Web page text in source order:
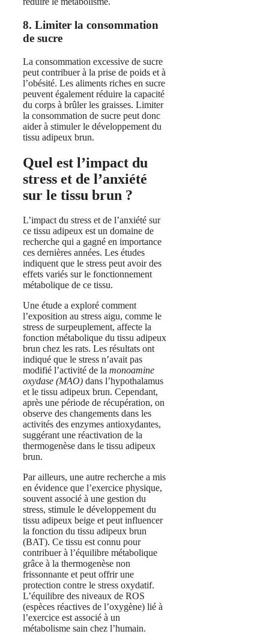
8. Limiter la consommation
de sucre
La consommation excessive de sucre
peut contribuer à la prise de poids et à
l’obésité. Les aliments riches en sucre
peuvent également réduire la capacité
du corps à brûler les graisses. Limiter
la consommation de sucre peut donc
aider à stimuler le développement du
tissu adipeux brun.
Quel est l’impact du
stress et de l’anxiété
sur le tissu brun ?
L’impact du stress et de l’anxiété sur
ce tissu adipeux est un domaine de
recherche qui a gagné en importance
ces dernières années. Les études
indiquent que le stress peut avoir des
effets variés sur le fonctionnement
métabolique de ce tissu.
Une étude a exploré comment
l’exposition au stress aigu, comme le
stress de surpeuplement, affecte la
fonction métabolique du tissu adipeux
brun chez les rats. Les résultats ont
indiqué que le stress n’avait pas
modifié l’activité de la monoamine
oxydase (MAO) dans l’hypothalamus
et le tissu adipeux brun. Cependant,
après une période de récupération, on
observe des changements dans les
activités des enzymes antioxydantes,
suggérant une réactivation de la
thermogenèse dans le tissu adipeux
brun​​.
Par ailleurs, une autre recherche a mis
en évidence que l’exercice physique,
souvent associé à une gestion du
stress, stimule le développement du
tissu adipeux beige et peut influencer
la fonction du tissu adipeux brun
(BAT). Ce tissu est connu pour
contribuer à l’équilibre métabolique
grâce à la thermogenèse non
frissonnante et peut offrir une
protection contre le stress oxydatif.
L’équilibre des niveaux de ROS
(espèces réactives de l’oxygène) lié à
l’exercice est associé à un
métabolisme sain chez l’humain​​.